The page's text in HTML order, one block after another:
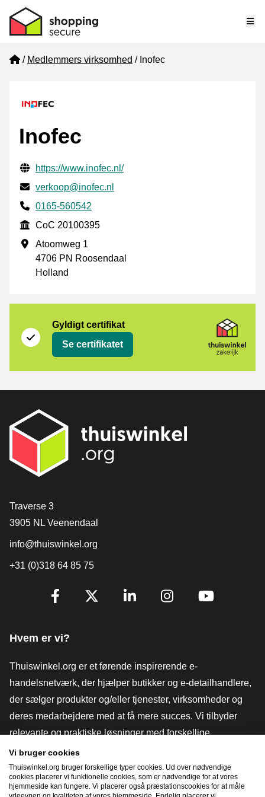
Home
Medlemmers virksomhed Inofec
Inofec
Verificerede kontaktoplysninger
Website URL
https://www.inofec.nl/
E-mail
verkoop@inofec.nl
Phone number
0165-560542
CoC
CoC 20100395
Forretningsadresse
Atoomweg 1
4706 PN Roosendaal
Holland
Gyldigt certifikat
Se certifikatet
[_General:Contact]
Traverse 3
3905 NL Veenendaal
info@thuiswinkel.org
+31 (0)318 64 85 75
[_General:SocialMediaTitle]
Hvem er vi?
Thuiswinkel.org er et førende inspirerende e-
handelsnetværk, der hjælper butikker og e-detailhandlere,
der sælger produkter og/eller tjenester, virksomheder og
deres medarbejdere med at få mere succes. Vi tilbyder
relevante og praktiske løsninger med forskellige
tillidsmærker, Thuiswinkel-anmeldelser, juridiske værktøjer
og rådgivning, fortalervirksomhed, markedsundersøgelser
og har vores egen uddannelsesplatform, Thuiswinkel e-
Vi bruger cookies
Thuiswinkel.org bruger forskellige typer cookies. Ud over nødvendige
cookies placerer vi funktionelle cookies, som er nødvendige for at vores
hjemmeside kan fungere. Vi placerer også præstationscookies for at måle